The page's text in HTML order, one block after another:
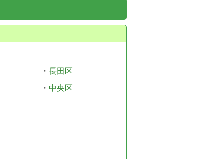
・ 長田区
・ 中央区